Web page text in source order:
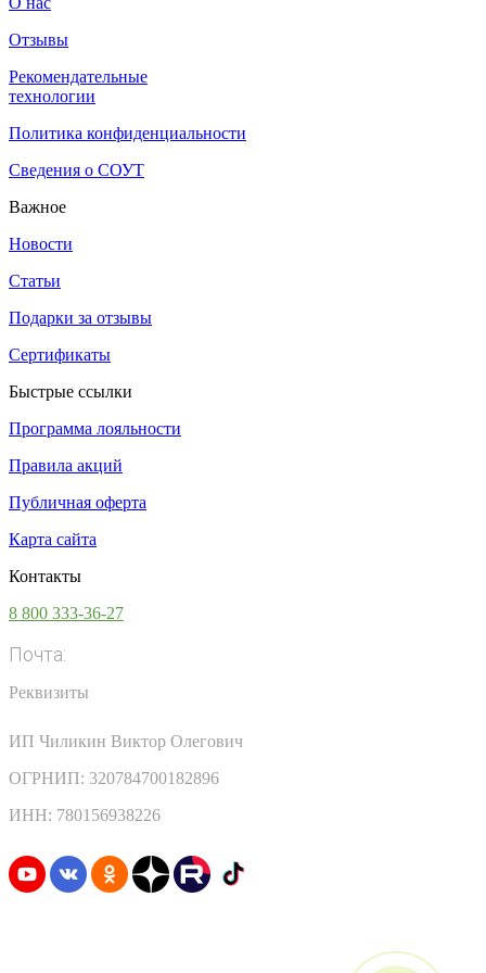
Ёршик для чистки соковыжималок Angel
Отзывы
Рекомендательные
технологии
Политика конфиденциальности
Сведения о СОУТ
Важное
Новости
Статьи
Подарки за отзывы
Сертификаты
Быстрые ссылки
Программа лояльности
Правила акций
Публичная оферта
Карта сайта
Контакты
8 800 333-36-27
Почта:
Реквизиты
ИП Чиликин Виктор Олегович
ОГРНИП: 320784700182896
ИНН: 780156938226